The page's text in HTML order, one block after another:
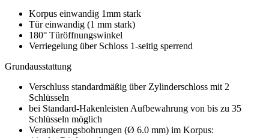
Korpus einwandig 1mm stark
Tür einwandig (1 mm stark)
180° Türöffnungswinkel
Verriegelung über Schloss 1-seitig sperrend
Grundausstattung
Verschluss standardmäßig über Zylinderschloss mit 2
Schlüsseln
bei Standard-Hakenleisten Aufbewahrung von bis zu 35
Schlüsseln möglich
Verankerungsbohrungen (Ø 6.0 mm) im Korpus: